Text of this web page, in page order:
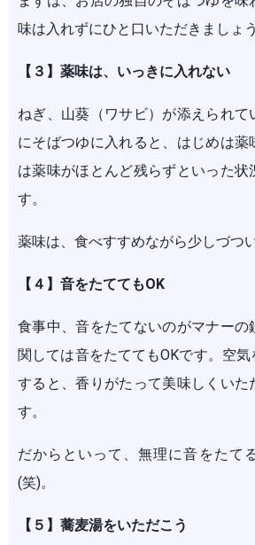
味は入れずにひと口いただきましょう
【３】薬味は、いっきに入れない
ねぎ、山葵（ワサビ）が添えられて
にそばつゆに入れると、はじめは薬
は薬味がほとんど残らずといった状
す。
薬味は、食べすすめながら少しづつ
【４】音をたててもOK
食事中、音をたてないのがマナーの
関しては音をたててもOKです。空
すると、香りがたって美味しくいた
す。
だからといって、無理に音をたて
(笑)。
【５】蕎麦湯をいただこう